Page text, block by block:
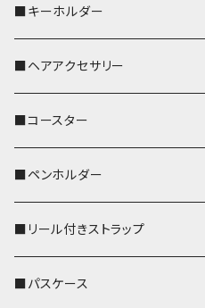
歌うオカメちゃん
おかめ３兄弟
セキセイインコ
文鳥
鹿
ペンギン
■キーホルダー
■ヘアアクセサリー
■コースター
■ペンホルダー
■リール付きストラップ
リールのみ
■パスケース